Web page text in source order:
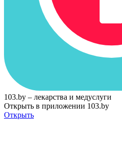
103.by – лекарства и медуслуги
Открыть в приложении 103.by
Открыть